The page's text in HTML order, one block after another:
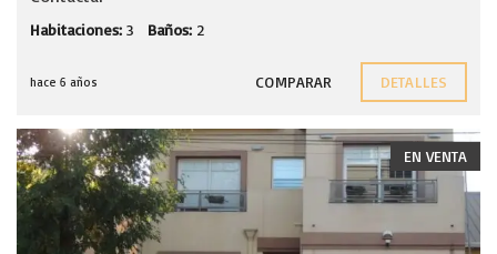
Habitaciones: 3 Baños: 2
hace 6 años COMPARAR DETALLES
EN VENTA